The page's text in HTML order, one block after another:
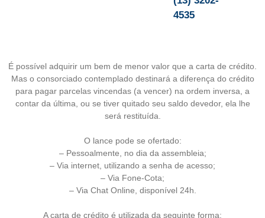
4535
É possível adquirir um bem de menor valor que a carta de crédito.
Mas o consorciado contemplado destinará a diferença do crédito
para pagar parcelas vincendas (a vencer) na ordem inversa, a
contar da última, ou se tiver quitado seu saldo devedor, ela lhe
será restituída.
O lance pode se ofertado:
– Pessoalmente, no dia da assembleia;
– Via internet, utilizando a senha de acesso;
– Via Fone-Cota;
– Via Chat Online, disponível 24h.
A carta de crédito é utilizada da seguinte forma: